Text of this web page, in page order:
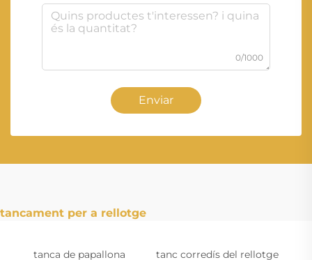
0/1000
Enviar
tancament per a rellotge
tanca de papallona tanc corredís del rellotge